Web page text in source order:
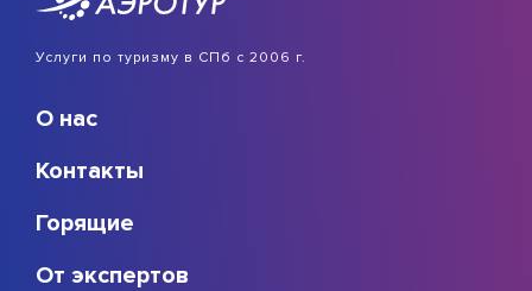
Услуги по туризму в СПб с 2006 г.
О нас
Контакты
Горящие
От экспертов